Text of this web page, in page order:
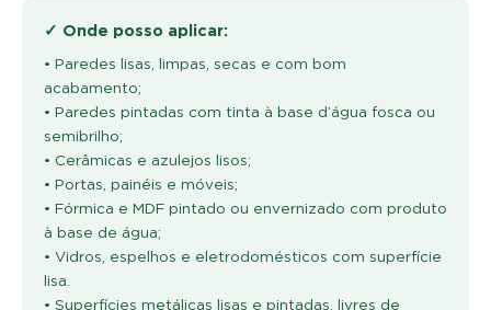
✓ Onde posso aplicar:
• Paredes lisas, limpas, secas e com bom
acabamento;
• Paredes pintadas com tinta à base d’água fosca ou
semibrilho;
• Cerâmicas e azulejos lisos;
• Portas, painéis e móveis;
• Fórmica e MDF pintado ou envernizado com produto
à base de água;
• Vidros, espelhos e eletrodomésticos com superfície
lisa.
• Superfícies metálicas lisas e pintadas, livres de